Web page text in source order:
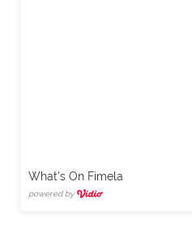
What's On Fimela
powered by